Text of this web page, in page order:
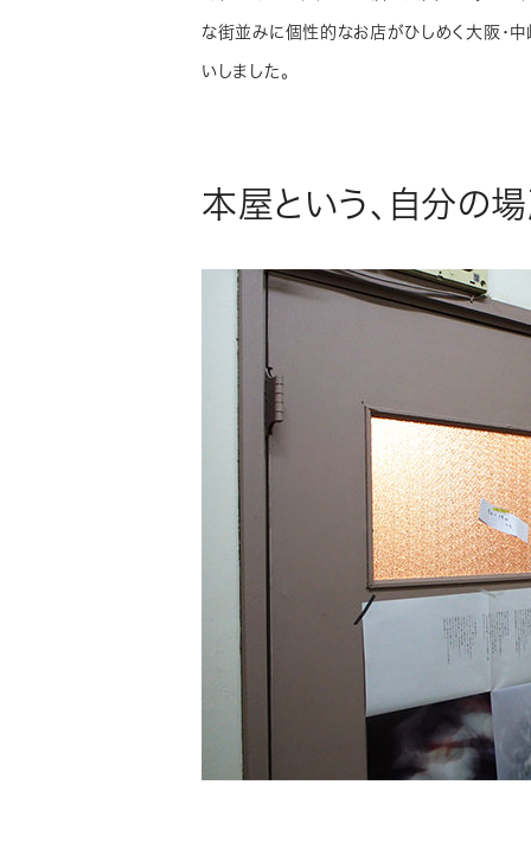
な街並みに個性的なお店がひしめく大阪・
いしました。
本屋という、自分の場